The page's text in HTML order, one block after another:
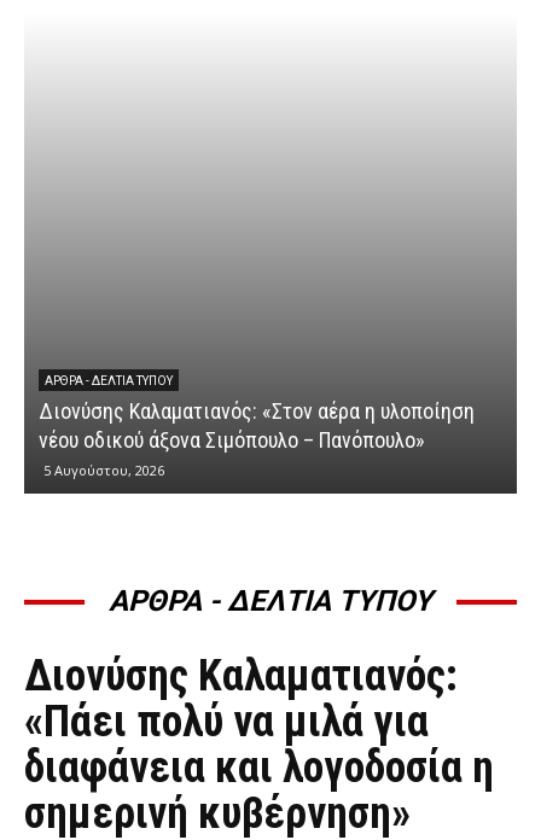
Διονύσης Καλαματιανός: «Μια ακόμη ομολογία
κυβερνητικής αποτυχίας στην καταβολή των
αγροτικών ενισχύσεων»
4 Αυγούστου, 2026
ΑΡΘΡΑ - ΔΕΛΤΙΑ ΤΥΠΟΥ
ΆΡΘΡΑ - ΔΕΛΤΊΑ ΤΎΠΟΥ
Διονύσης Καλαματιανός:
«Πάει πολύ να μιλά για
διαφάνεια και λογοδοσία η
σημερινή κυβέρνηση»